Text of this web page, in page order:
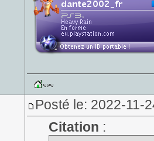
Je n'ai jamais
travers
animation.
Je n'ai connu
Posté le: 2022-11-
Citation :